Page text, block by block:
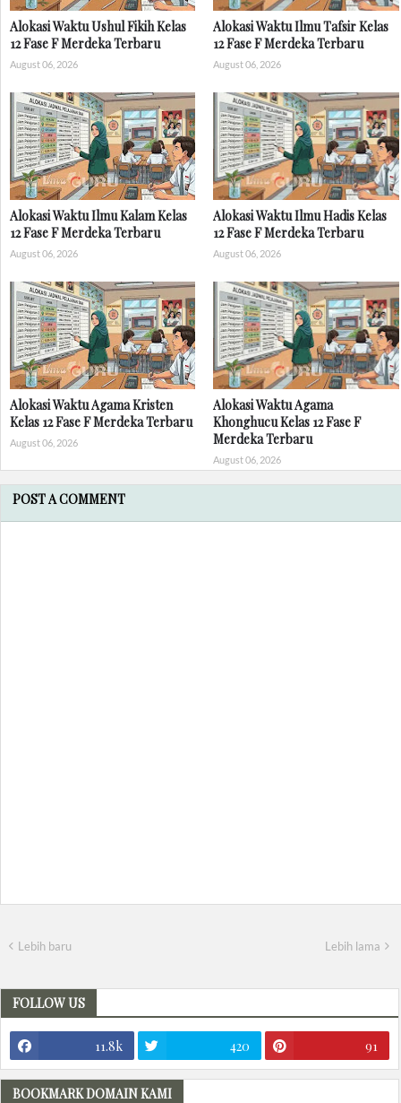
Alokasi Waktu Ushul Fikih Kelas
12 Fase F Merdeka Terbaru
August 06, 2026
Alokasi Waktu Ilmu Tafsir Kelas
12 Fase F Merdeka Terbaru
August 06, 2026
Alokasi Waktu Ilmu Kalam Kelas
12 Fase F Merdeka Terbaru
August 06, 2026
Alokasi Waktu Ilmu Hadis Kelas
12 Fase F Merdeka Terbaru
August 06, 2026
Alokasi Waktu Agama Kristen
Kelas 12 Fase F Merdeka Terbaru
August 06, 2026
Alokasi Waktu Agama
Khonghucu Kelas 12 Fase F
Merdeka Terbaru
August 06, 2026
POST A COMMENT
Lebih baru Lebih lama
FOLLOW US
11.8k 420 91
BOOKMARK DOMAIN KAMI